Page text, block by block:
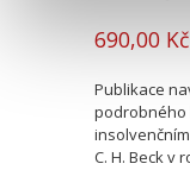
690,00 Kč
Publikace
podrobného
C. H. Beck v